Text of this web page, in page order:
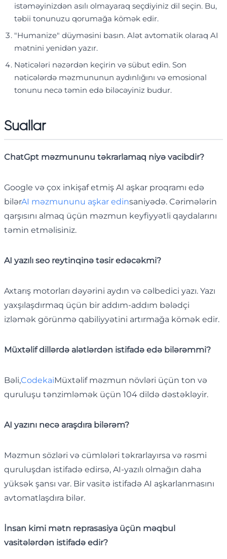
istəməyinizdən asılı olmayaraq seçdiyiniz dil seçin. Bu,
təbii tonunuzu qorumağa kömək edir.
"Humanize" düyməsini basın. Alət avtomatik olaraq AI
mətnini yenidən yazır.
Nəticələri nəzərdən keçirin və sübut edin. Son
nəticələrdə məzmununun aydınlığını və emosional
tonunu necə təmin edə biləcəyiniz budur.
Suallar
ChatGpt məzmununu təkrarlamaq niyə vacibdir?
Google və çox inkişaf etmiş AI aşkar proqramı edə
bilərAI məzmununu aşkar edinsaniyədə. Cərimələrin
qarşısını almaq üçün məzmun keyfiyyətli qaydalarını
təmin etməlisiniz.
AI yazılı seo reytinqinə təsir edəcəkmi?
Axtarış motorları dəyərini aydın və cəlbedici yazı. Yazı
yaxşılaşdırmaq üçün bir addım-addım bələdçi
izləmək görünmə qabiliyyətini artırmağa kömək edir.
Müxtəlif dillərdə alətlərdən istifadə edə bilərəmmi?
Bəli,CodekaiMüxtəlif məzmun növləri üçün ton və
quruluşu tənzimləmək üçün 104 dildə dəstəkləyir.
AI yazını necə araşdıra bilərəm?
Məzmun sözləri və cümlələri təkrarlayırsa və rəsmi
quruluşdan istifadə edirsə, AI-yazılı olmağın daha
yüksək şansı var. Bir vasitə istifadə AI aşkarlanmasını
avtomatlaşdıra bilər.
İnsan kimi mətn reprasasiya üçün məqbul
vasitələrdən istifadə edir?